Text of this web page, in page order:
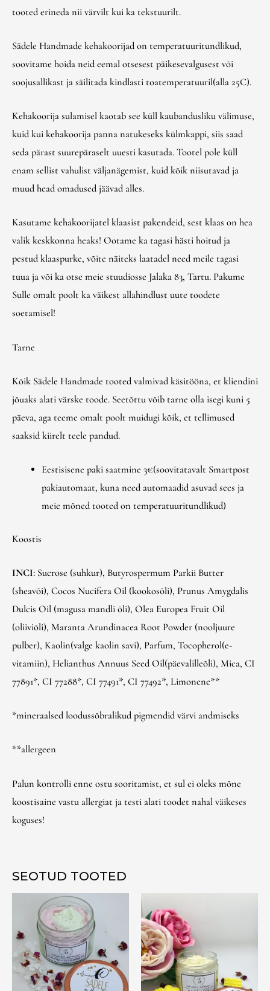
tooted erineda nii värvilt kui ka tekstuurilt.
Sädele Handmade kehakoorijad on temperatuuritundlikud,
soovitame hoida neid eemal otsesest päikesevalgusest või
soojusallikast ja säilitada kindlasti toatemperatuuril(alla 25C).
Kehakoorija sulamisel kaotab see küll kaubandusliku välimuse,
kuid kui kehakoorija panna natukeseks külmkappi, siis saad
seda pärast suurepäraselt uuesti kasutada. Tootel pole küll
enam sellist vahulist väljanägemist, kuid kõik niisutavad ja
muud head omadused jäävad alles.
Kasutame kehakoorijatel klaasist pakendeid, sest klaas on hea
valik keskkonna heaks! Ootame ka tagasi hästi hoitud ja
pestud klaaspurke, võite näiteks laatadel need meile tagasi
tuua ja või ka otse meie stuudiosse Jalaka 83, Tartu. Pakume
Sulle omalt poolt ka väikest allahindlust uute toodete
soetamisel!
Tarne
Kõik Sädele Handmade tooted valmivad käsitööna, et kliendini
jõuaks alati värske toode. Seetõttu võib tarne olla isegi kuni 5
päeva, aga teeme omalt poolt muidugi kõik, et tellimused
saaksid kiirelt teele pandud.
Eestisisene paki saatmine 3€(soovitatavalt Smartpost
pakiautomaat, kuna need automaadid asuvad sees ja
meie mõned tooted on temperatuuritundlikud)
Koostis
INCI: Sucrose (suhkur), Butyrospermum Parkii Butter
(sheavõi), Cocos Nucifera Oil (kookosõli), Prunus Amygdalis
Dulcis Oil (magusa mandli õli), Olea Europea Fruit Oil
(oliiviõli), Maranta Arundinacea Root Powder (nooljuure
pulber), Kaolin(valge kaolin savi), Parfum, Tocopherol(e-
vitamiin), Helianthus Annuus Seed Oil(päevalilleõli), Mica, CI
77891*, CI 77288*, CI 77491*, CI 77492*, Limonene**
*mineraalsed loodussõbralikud pigmendid värvi andmiseks
**allergeen
Palun kontrolli enne ostu sooritamist, et sul ei oleks mõne
koostisaine vastu allergiat ja testi alati toodet nahal väikeses
koguses!
SEOTUD TOOTED